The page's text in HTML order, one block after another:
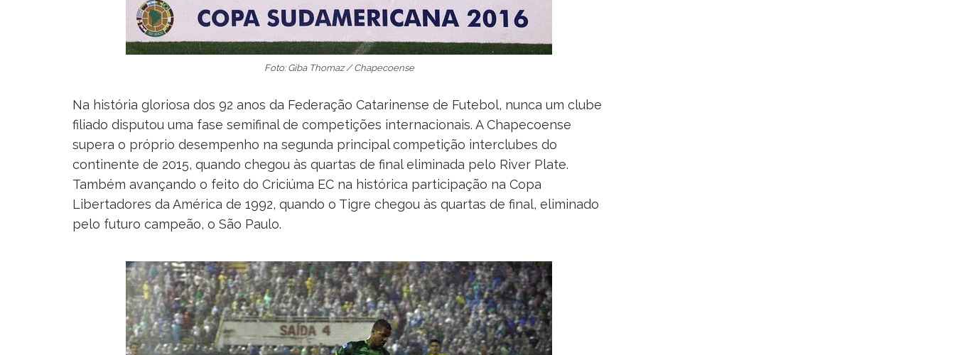
Foto: Giba Thomaz / Chapecoense
Na história gloriosa dos 92 anos da Federação Catarinense de Futebol, nunca um clube
filiado disputou uma fase semifinal de competições internacionais. A Chapecoense
supera o próprio desempenho na segunda principal competição interclubes do
continente de 2015, quando chegou às quartas de final eliminada pelo River Plate.
Também avançando o feito do Criciúma EC na histórica participação na Copa
Libertadores da América de 1992, quando o Tigre chegou às quartas de final, eliminado
pelo futuro campeão, o São Paulo.